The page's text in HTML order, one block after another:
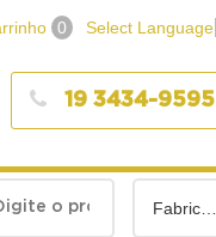
0 Select Language
19 3434-9595
Fabricantes